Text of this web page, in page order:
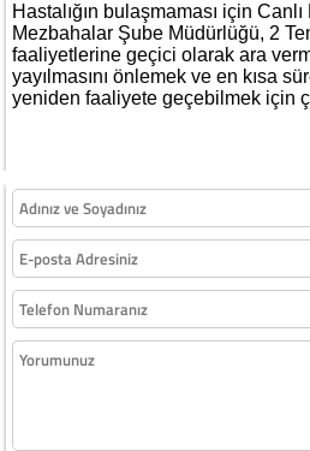
Hastalığın bulaşmaması için
Mezbahalar Şube Müdürlüğü, 2
faaliyetlerine geçici olarak ara
yayılmasını önlemek ve en kısa
yeniden faaliyete geçebilmek için